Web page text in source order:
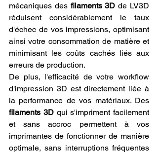
mécaniques des filaments 3D de LV3D
réduisent considérablement le taux
d'échec de vos impressions, optimisant
ainsi votre consommation de matière et
minimisant les coûts cachés liés aux
erreurs de production.
De plus, l'efficacité de votre workflow
d'impression 3D est directement liée à
filaments 3D qui s'impriment facilement
et sans accroc permettent à vos
imprimantes de fonctionner de manière
optimale, sans interruptions fréquentes